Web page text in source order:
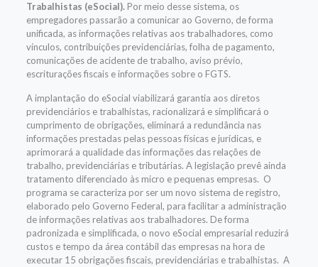
Trabalhistas (eSocial). Por meio desse sistema, os
empregadores passarão a comunicar ao Governo, de forma
unificada, as informações relativas aos trabalhadores, como
vínculos, contribuições previdenciárias, folha de pagamento,
comunicações de acidente de trabalho, aviso prévio,
escriturações fiscais e informações sobre o FGTS.
A implantação do eSocial viabilizará garantia aos diretos
previdenciários e trabalhistas, racionalizará e simplificará o
cumprimento de obrigações, eliminará a redundância nas
informações prestadas pelas pessoas físicas e jurídicas, e
aprimorará a qualidade das informações das relações de
trabalho, previdenciárias e tributárias. A legislação prevê ainda
tratamento diferenciado às micro e pequenas empresas. O
programa se caracteriza por ser um novo sistema de registro,
elaborado pelo Governo Federal, para facilitar a administração
de informações relativas aos trabalhadores. De forma
padronizada e simplificada, o novo eSocial empresarial reduzirá
custos e tempo da área contábil das empresas na hora de
executar 15 obrigações fiscais, previdenciárias e trabalhistas. A